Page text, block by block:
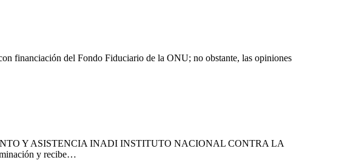
financiación del Fondo Fiduciario de la ONU; no obstante, las opiniones
Y ASISTENCIA INADI INSTITUTO NACIONAL CONTRA LA
y recibe…